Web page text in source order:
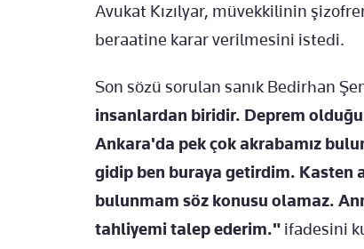
Avukat Kızılyar, müvekkilinin
beraatine karar verilmesini istedi.
Son sözü sorulan sanık Bedirhan
insanlardan biridir. Deprem
Ankara'da pek çok akrabamız
gidip ben buraya getirdim. Kasten
bulunmam söz konusu olamaz.
tahliyemi talep ederim." ifadesini